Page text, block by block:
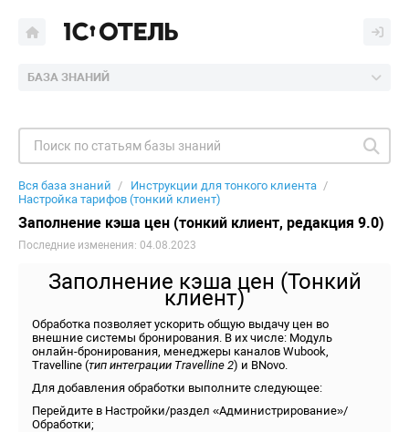
БАЗА ЗНАНИЙ
Вся база знаний
Инструкции для тонкого клиента
Настройка тарифов (тонкий клиент)
Заполнение кэша цен (тонкий клиент, редакция 9.0)
Последние изменения: 04.08.2023
Заполнение кэша цен (Тонкий
клиент)
Обработка позволяет ускорить общую выдачу цен во
внешние системы бронирования. В их числе: Модуль
онлайн-бронирования, менеджеры каналов Wubook,
Travelline (тип интеграции Travelline 2) и BNovo.
Для добавления обработки выполните следующее:
Перейдите в Настройки/раздел «Администрирование»/
Обработки;